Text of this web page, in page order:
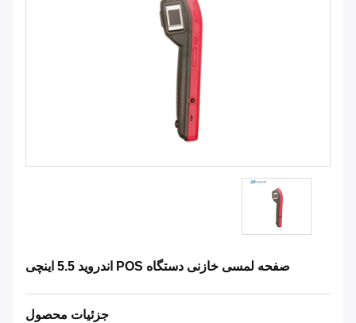
صفحه لمسی خازنی دستگاه POS اندروید 5.5 اینچی
جزئیات محصول